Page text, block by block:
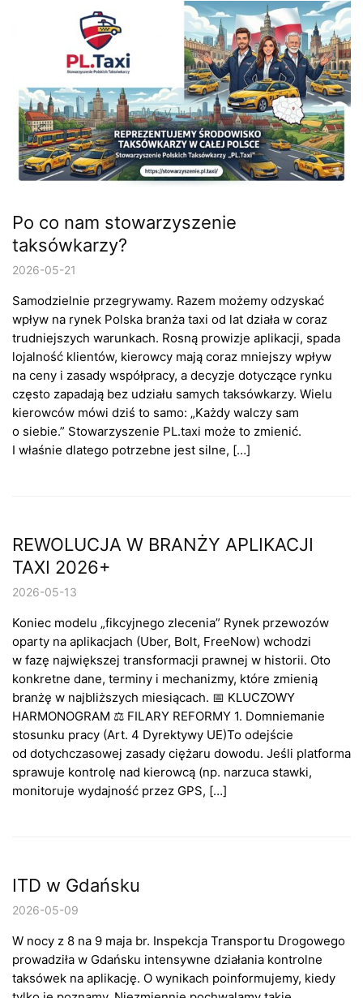
Po co nam stowarzyszenie
taksówkarzy?
2026-05-21
Samodzielnie przegrywamy. Razem możemy odzyskać
wpływ na rynek Polska branża taxi od lat działa w coraz
trudniejszych warunkach. Rosną prowizje aplikacji, spada
lojalność klientów, kierowcy mają coraz mniejszy wpływ
na ceny i zasady współpracy, a decyzje dotyczące rynku
często zapadają bez udziału samych taksówkarzy. Wielu
kierowców mówi dziś to samo: „Każdy walczy sam
o siebie.” Stowarzyszenie PL.taxi może to zmienić.
I właśnie dlatego potrzebne jest silne, […]
REWOLUCJA W BRANŻY APLIKACJI
TAXI 2026+
2026-05-13
Koniec modelu „fikcyjnego zlecenia” Rynek przewozów
oparty na aplikacjach (Uber, Bolt, FreeNow) wchodzi
w fazę największej transformacji prawnej w historii. Oto
konkretne dane, terminy i mechanizmy, które zmienią
branżę w najbliższych miesiącach. 📅 KLUCZOWY
HARMONOGRAM ⚖️ FILARY REFORMY 1. Domniemanie
stosunku pracy (Art. 4 Dyrektywy UE)To odejście
od dotychczasowej zasady ciężaru dowodu. Jeśli platforma
sprawuje kontrolę nad kierowcą (np. narzuca stawki,
monitoruje wydajność przez GPS, […]
ITD w Gdańsku
2026-05-09
W nocy z 8 na 9 maja br. Inspekcja Transportu Drogowego
prowadziła w Gdańsku intensywne działania kontrolne
taksówek na aplikację. O wynikach poinformujemy, kiedy